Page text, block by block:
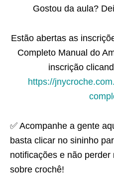
Gostou da aula?
Estão abertas as
Completo Manual do
inscrição
https://
✅ Acompanhe a gente
basta clicar no sininho
notificações e não
sobre crochê!